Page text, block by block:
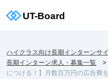
ハイクラス向け長期インターンサ
長期インターン求人・募集一覧
につける！】月数百万円の広告費